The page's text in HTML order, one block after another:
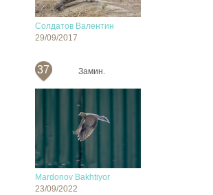
Солдатов Валентин
29/09/2017
37 Замин.
Mardonov Bakhtiyor
23/09/2022